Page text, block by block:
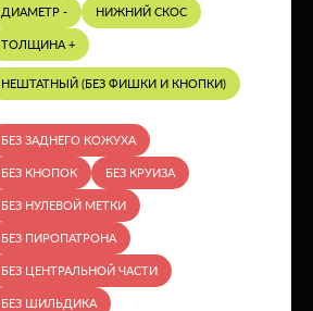
ДИАМЕТР - НИЖНИЙ СКОС
ТОЛЩИНА +
НЕШТАТНЫЙ (БЕЗ ФИШКИ И КНОПКИ)
БЕЗ ЗАДНЕГО КОЖУХА
БЕЗ КНОПОК БЕЗ КРУИЗА
БЕЗ НУЛЕВОЙ МЕТКИ
БЕЗ ПИРОПАТРОНА
БЕЗ ЦЕНТРАЛЬНОЙ ЧАСТИ
БЕЗ ШИЛЬДИКА